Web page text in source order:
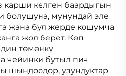
карши келген баардыгын
болушуна, мунундай эле
жана бул жерде кошумча
жол берет. Көп
төмөнкү
чейинки бутыл пич
шындоодор, узундуктар